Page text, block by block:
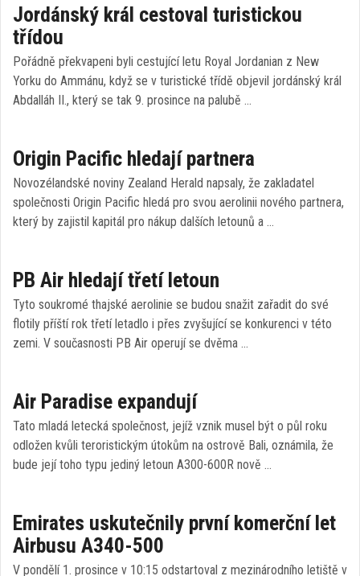
Jordánský král cestoval turistickou
třídou
Pořádně překvapeni byli cestující letu Royal Jordanian z New
Yorku do Ammánu, když se v turistické třídě objevil jordánský král
Abdalláh II., který se tak 9. prosince na palubě …
Origin Pacific hledají partnera
Novozélandské noviny Zealand Herald napsaly, že zakladatel
společnosti Origin Pacific hledá pro svou aerolinii nového partnera,
který by zajistil kapitál pro nákup dalších letounů a …
PB Air hledají třetí letoun
Tyto soukromé thajské aerolinie se budou snažit zařadit do své
flotily příští rok třetí letadlo i přes zvyšující se konkurenci v této
zemi. V současnosti PB Air operují se dvěma …
Air Paradise expandují
Tato mladá letecká společnost, jejíž vznik musel být o půl roku
odložen kvůli teroristickým útokům na ostrově Bali, oznámila, že
bude její toho typu jediný letoun A300-600R nově …
Emirates uskutečnily první komerční let
Airbusu A340-500
V pondělí 1. prosince v 10:15 odstartoval z mezinárodního letiště v